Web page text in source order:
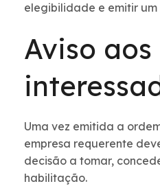
elegibilidade e emitir
Aviso aos
Uma vez emitida a
empresa requerente
decisão a tomar,
habilitação.